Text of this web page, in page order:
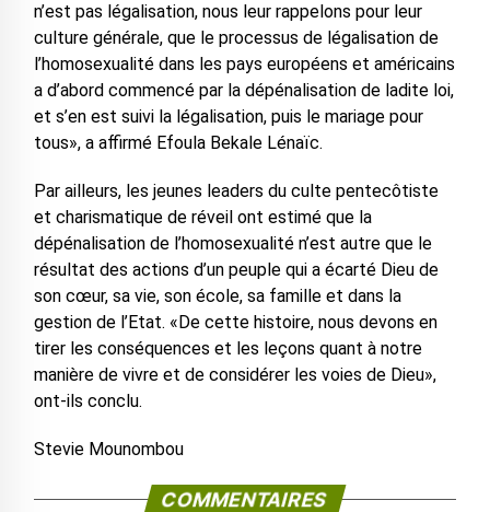
n’est pas légalisation, nous leur rappelons pour leur
culture générale, que le processus de légalisation de
l’homosexualité dans les pays européens et américains
a d’abord commencé par la dépénalisation de ladite loi,
et s’en est suivi la légalisation, puis le mariage pour
tous», a affirmé Efoula Bekale Lénaïc.
Par ailleurs, les jeunes leaders du culte pentecôtiste
et charismatique de réveil ont estimé que la
dépénalisation de l’homosexualité n’est autre que le
résultat des actions d’un peuple qui a écarté Dieu de
son cœur, sa vie, son école, sa famille et dans la
gestion de l’Etat. «De cette histoire, nous devons en
tirer les conséquences et les leçons quant à notre
manière de vivre et de considérer les voies de Dieu»,
ont-ils conclu.
Stevie Mounombou
COMMENTAIRES